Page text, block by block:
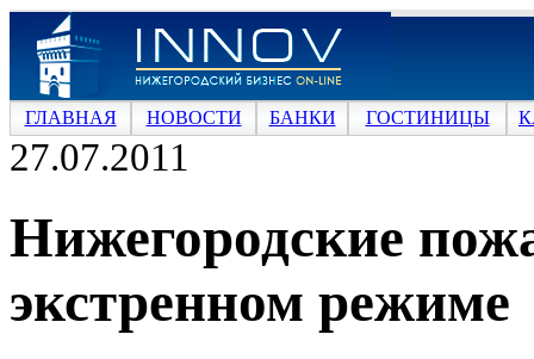
ГЛАВНАЯ НОВОСТИ БАНКИ ГОСТИНИЦЫ
27.07.2011
Нижегородские
экстренном режиме